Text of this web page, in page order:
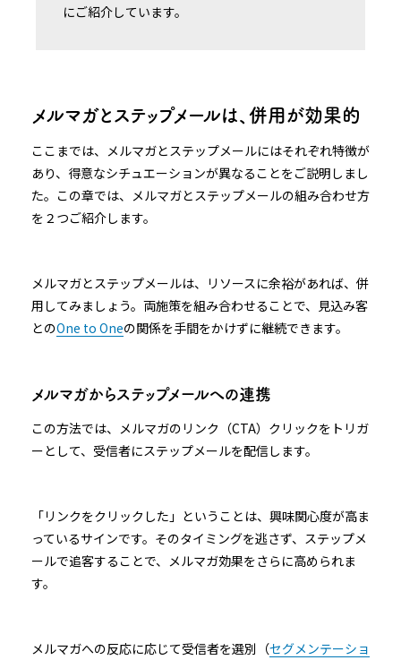
にご紹介しています。
メルマガとステップメールは、併用が効果的
ここまでは、メルマガとステップメールにはそれぞれ特徴が
あり、得意なシチュエーションが異なることをご説明しまし
た。この章では、メルマガとステップメールの組み合わせ方
を２つご紹介します。
メルマガとステップメールは、リソースに余裕があれば、併
用してみましょう。両施策を組み合わせることで、見込み客
とのOne to Oneの関係を手間をかけずに継続できます。
メルマガからステップメールへの連携
この方法では、メルマガのリンク（CTA）クリックをトリガ
ーとして、受信者にステップメールを配信します。
「リンクをクリックした」ということは、興味関心度が高ま
っているサインです。そのタイミングを逃さず、ステップメ
ールで追客することで、メルマガ効果をさらに高められま
す。
メルマガへの反応に応じて受信者を選別（セグメンテーショ